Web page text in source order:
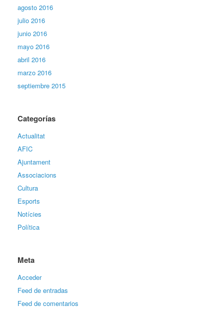
agosto 2016
julio 2016
junio 2016
mayo 2016
abril 2016
marzo 2016
septiembre 2015
Categorías
Actualitat
AFIC
Ajuntament
Associacions
Cultura
Esports
Notícies
Política
Meta
Acceder
Feed de entradas
Feed de comentarios